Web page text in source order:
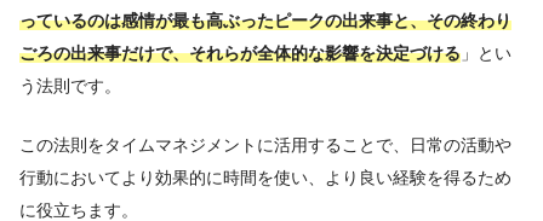
っているのは感情が最も高ぶったピークの出来事と、その終わり
ごろの出来事だけで、それらが全体的な影響を決定づける 」とい
う法則です。
この法則をタイムマネジメントに活用することで、日常の活動や
行動においてより効果的に時間を使い、より良い経験を得るため
に役立ちます。